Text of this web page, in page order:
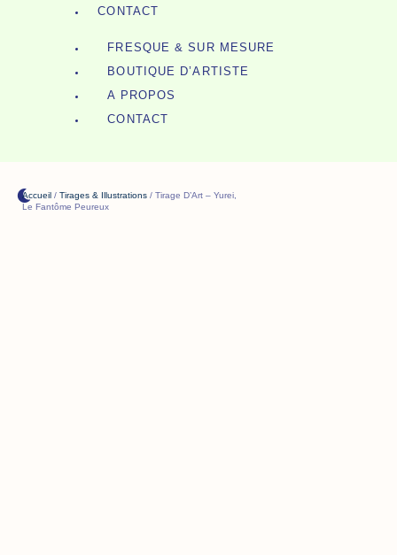
CONTACT
FRESQUE & SUR MESURE
BOUTIQUE D’ARTISTE
A PROPOS
CONTACT
Accueil / Tirages & Illustrations / Tirage D’Art – Yurei,
Le Fantôme Peureux